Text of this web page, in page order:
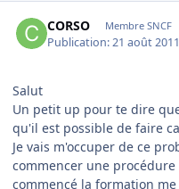
CORSO Membre SNCF
Publication:21 août 2011
Salut
Un petit up pour te dire
qu'il est possible de faire
Je vais m'occuper de ce
commencer une
commencé la formation